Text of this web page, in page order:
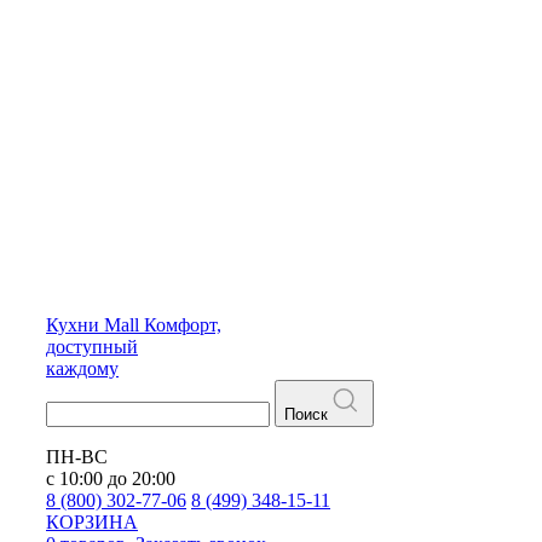
Кухни Mall Комфорт,
доступный
каждому
Поиск
ПН-ВС
с 10:00 до 20:00
8 (800) 302-77-06 8 (499) 348-15-11
КОРЗИНА